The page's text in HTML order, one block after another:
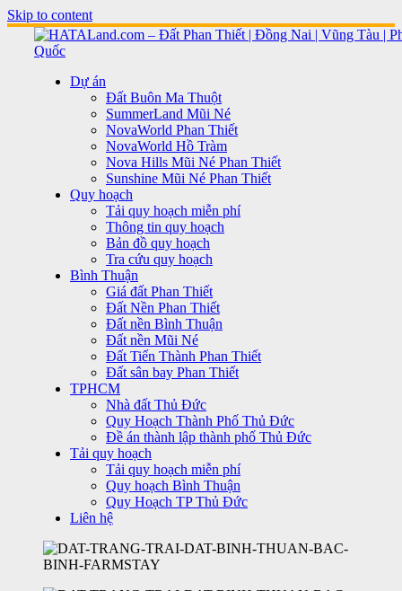
Skip to content
Dự án
Đất Buôn Ma Thuột
SummerLand Mũi Né
NovaWorld Phan Thiết
NovaWorld Hồ Tràm
Nova Hills Mũi Né Phan Thiết
Sunshine Mũi Né Phan Thiết
Quy hoạch
Tải quy hoạch miễn phí
Thông tin quy hoạch
Bản đồ quy hoạch
Tra cứu quy hoạch
Bình Thuận
Giá đất Phan Thiết
Đất Nền Phan Thiết
Đất nền Bình Thuận
Đất nền Mũi Né
Đất Tiến Thành Phan Thiết
Đất sân bay Phan Thiết
TPHCM
Nhà đất Thủ Đức
Quy Hoạch Thành Phố Thủ Đức
Đề án thành lập thành phố Thủ Đức
Tải quy hoạch
Tải quy hoạch miễn phí
Quy hoạch Bình Thuận
Quy Hoạch TP Thủ Đức
Liên hệ